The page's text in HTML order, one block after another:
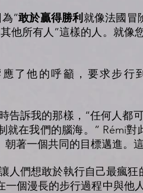
”敢於贏得勝利 就像法國冒
他所有人”這樣的人。就像
了他的呼籲，要求步行
告訴我的那樣，“任何人都
就在我們的腦海。” Rémi
著一個共同的目標邁進。
人們想敢於執行自己最瘋
個漫長的步行過程中與他